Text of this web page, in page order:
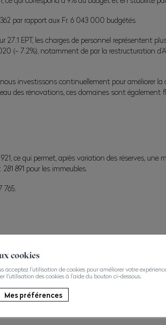
par rapport aux Fr. 6 043 000 budgétés.
EPT, les charges de personnel représentent
(- 7.2%), notamment de par la restructuration
investissons continuellement pour améliorer
des rénovations, ces domaines sont également
ce qui permet, après variation des réserves, une
891 pour les immeubles.
fortune nos deux immeubles à
– soit dettes pures – s’élèvent à 3.8 % pour un
constitué uniquement de capitaux propres pour
le compte d’exploitation que le bilan
cookies
acceptez l'utilisation de cookies pour améliorer votre
l'utilisation des cookies à l'aide du bouton ci-dessous.
Mes préférences